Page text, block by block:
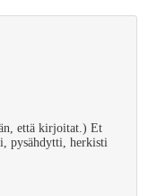
että kirjoitat.) Et
pysähdytti, herkisti